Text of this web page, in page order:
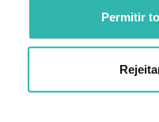
Permitir